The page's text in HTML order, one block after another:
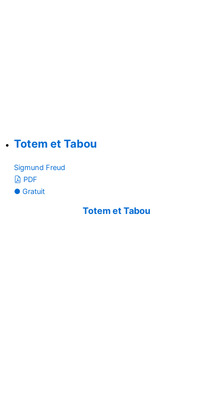
Totem et Tabou
Sigmund Freud
PDF
● Gratuit
Totem et Tabou